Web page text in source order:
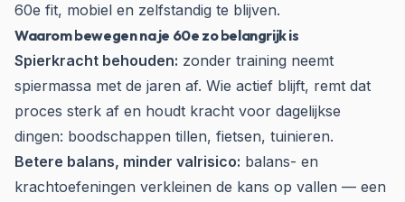
60e fit, mobiel en zelfstandig te blijven.
Waarom bewegen na je 60e zo belangrijk is
Spierkracht behouden: zonder training neemt
spiermassa met de jaren af. Wie actief blijft, remt dat
proces sterk af en houdt kracht voor dagelijkse
dingen: boodschappen tillen, fietsen, tuinieren.
Betere balans, minder valrisico: balans- en
krachtoefeningen verkleinen de kans op vallen — een